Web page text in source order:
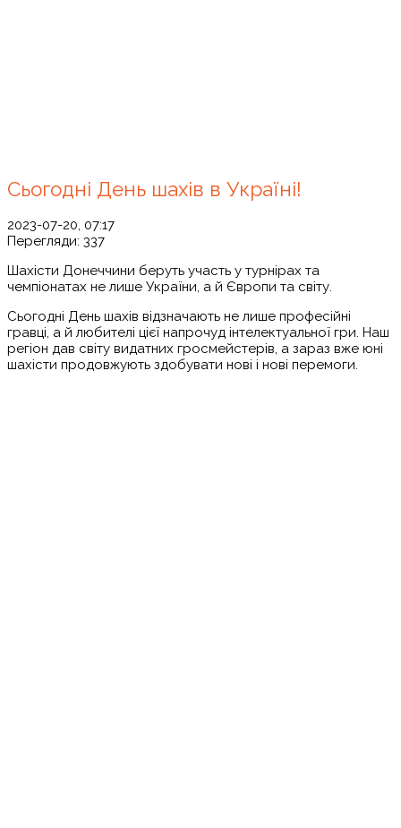
Сьогодні День шахів в Україні!
2023-07-20, 07:17
Перегляди: 337
Шахісти Донеччини беруть участь у турнірах та
чемпіонатах не лише України, а й Європи та світу.
Сьогодні День шахів відзначають не лише професійні
гравці, а й любителі цієї напрочуд інтелектуальної гри. Наш
регіон дав світу видатних гросмейстерів, а зараз вже юні
шахісти продовжують здобувати нові і нові перемоги.